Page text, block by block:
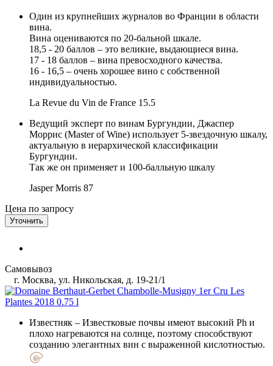
Один из крупнейших журналов во Франции в области
вина.
Вина оцениваются по 20-бальной шкале.
18,5 - 20 баллов – это великие, выдающиеся вина.
17 - 18 баллов – вина превосходного качества.
16 - 16,5 – очень хорошее вино с собственной
индивидуальностью.
La Revue du Vin de France 15.5
Ведущий эксперт по винам Бургундии, Джаспер
Моррис (Master of Wine) использует 5-звездочную шкалу,
актуальную в иерархической классификации
Бургундии.
Так же он применяет и 100-балльную шкалу
Jasper Morris 87
Цена по запросу
Уточнить
Самовывоз
г. Москва, ул. Никольская, д. 19-21/1
Известняк – Известковые почвы имеют высокий Ph и
плохо нагреваются на солнце, поэтому способствуют
созданию элегантных вин с выраженной кислотностью.